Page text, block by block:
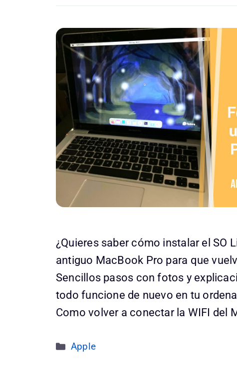
¿Quieres saber cómo instalar el SO
antiguo MacBook Pro para que
Sencillos pasos con fotos y
todo funcione de nuevo en tu
Como volver a conectar la WIFI del
Categorías
Apple